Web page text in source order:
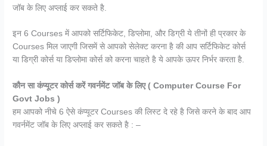
जॉब के लिए अप्लाई कर सकते है.
इन 6 Courses में आपको सर्टिफिकेट, डिप्लोमा, और डिग्री ये तीनों ही प्रकार के
Courses मिल जाएगी जिसमें से आपको सेलेक्ट करना है की आप सर्टिफिकेट कोर्स
या डिग्री कोर्स या डिप्लोमा कोर्स को करना चाहते है ये आपके ऊपर निर्भर करता है.
कौन सा कंप्यूटर कोर्स करें गवर्नमेंट जॉब के लिए ( Computer Course For
Govt Jobs )
हम आपको नीचे 6 ऐसे कंप्यूटर Courses की लिस्ट दे रहे है जिसे करने के बाद आप
गवर्नमेंट जॉब के लिए अप्लाई कर सकते है : –